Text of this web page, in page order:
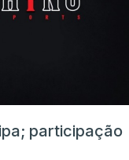
participação